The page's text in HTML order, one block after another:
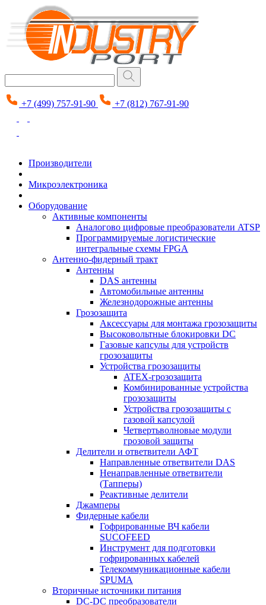
+7 (499) 757-91-90 +7 (812) 767-91-90
Производители
Микроэлектроника
Оборудование
Активные компоненты
Аналогово цифровые преобразователи ATSP
Программируемые логистические
интегральные схемы FPGA
Антенно-фидерный тракт
Антенны
DAS антенны
Автомобильные антенны
Железнодорожные антенны
Грозозащита
Аксессуары для монтажа грозозащиты
Высоковольтные блокировки DC
Газовые капсулы для устройств
грозозащиты
Устройства грозозащиты
ATEX-грозозащита
Комбинированные устройства
грозозащиты
Устройства грозозащиты с
газовой капсулой
Четвертьволновые модули
грозовой защиты
Делители и ответвители АФТ
Направленные ответвители DAS
Ненаправленные ответвители
(Тапперы)
Реактивные делители
Джамперы
Фидерные кабели
Гофрированные ВЧ кабели
SUCOFEED
Инструмент для подготовки
гофрированных кабелей
Телекоммуникационные кабели
SPUMA
Вторичные источники питания
DC-DC преобразователи